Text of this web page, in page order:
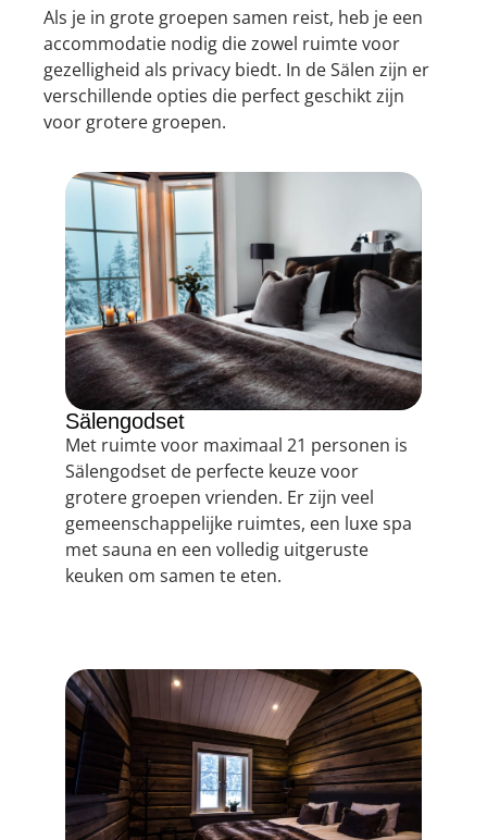
Als je in grote groepen samen reist, heb je een
accommodatie nodig die zowel ruimte voor
gezelligheid als privacy biedt. In de Sälen zijn er
verschillende opties die perfect geschikt zijn
voor grotere groepen.
Sälengodset
Met ruimte voor maximaal 21 personen is
Sälengodset de perfecte keuze voor
grotere groepen vrienden. Er zijn veel
gemeenschappelijke ruimtes, een luxe spa
met sauna en een volledig uitgeruste
keuken om samen te eten.